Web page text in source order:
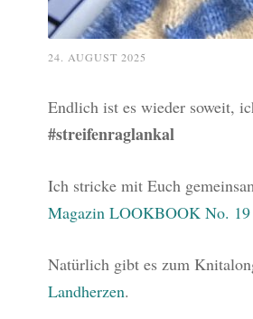
24. AUGUST 2025
Endlich ist es wieder soweit,
#streifenraglankal
Ich stricke mit Euch
Magazin LOOKBOOK No. 19
Natürlich gibt es zum
Landherzen.